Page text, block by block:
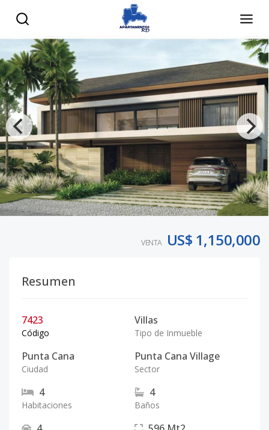
VENTA US$ 1,150,000
Resumen
7423
Código
Villas
Tipo de Inmueble
Punta Cana
Ciudad
Punta Cana Village
Sector
4
Habitaciones
4
Baños